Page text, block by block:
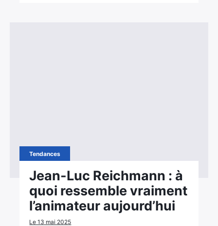
Tendances
Jean-Luc Reichmann : à
quoi ressemble vraiment
l’animateur aujourd’hui
Le 13 mai 2025